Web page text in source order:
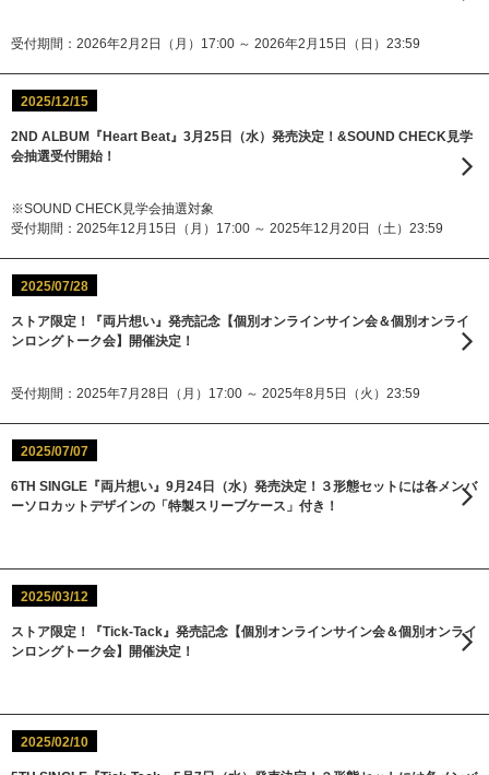
受付期間：2026年2月2日（月）17:00 ～ 2026年2月15日（日）23:59
2025/12/15
2ND ALBUM『Heart Beat』3月25日（水）発売決定！&SOUND CHECK見学
会抽選受付開始！
※SOUND CHECK見学会抽選対象
受付期間：2025年12月15日（月）17:00 ～ 2025年12月20日（土）23:59
2025/07/28
ストア限定！『両片想い』発売記念【個別オンラインサイン会＆個別オンライ
ンロングトーク会】開催決定！
受付期間：2025年7月28日（月）17:00 ～ 2025年8月5日（火）23:59
2025/07/07
6TH SINGLE『両片想い』9月24日（水）発売決定！３形態セットには各メンバ
ーソロカットデザインの「特製スリーブケース」付き！
2025/03/12
ストア限定！『Tick-Tack』発売記念【個別オンラインサイン会＆個別オンライ
ンロングトーク会】開催決定！
2025/02/10